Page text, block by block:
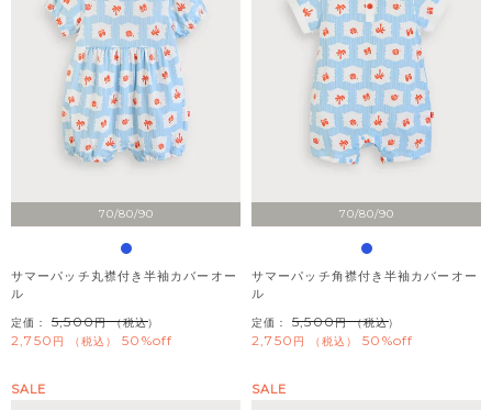
70/80/90
サマーパッチ丸襟付き半袖カバーオー
ル
定価： 5,500 （税込）
2,750 税込 50%off
70/80/90
サマーパッチ角襟付き半袖カバーオー
ル
定価： 5,500 （税込）
2,750 税込 50%off
SALE SALE